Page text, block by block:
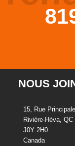
NOUS
15, Rue Principale
Rivière-Héva, QC
J0Y 2H0
Canada